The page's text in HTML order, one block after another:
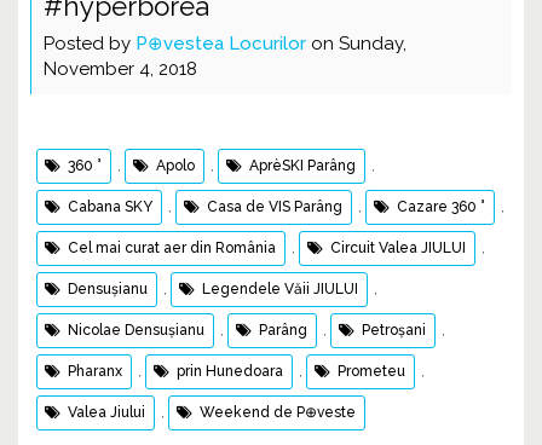
Posted by P⊕vestea Locurilor on Sunday,
November 4, 2018
360 ° Apolo AprèSKI Parâng
Cabana SKY Casa de VIS Parâng Cazare 360 °
Cel mai curat aer din România Circuit Valea JIULUI
Densuşianu Legendele Văii JIULUI
Nicolae Densuşianu Parâng Petroșani
Pharanx prin Hunedoara Prometeu
Valea Jiului Weekend de P⊕veste